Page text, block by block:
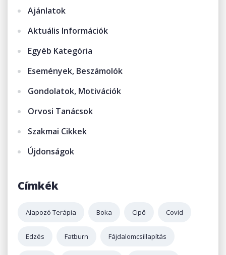
Ajánlatok
Aktuális Információk
Egyéb Kategória
Események, Beszámolók
Gondolatok, Motivációk
Orvosi Tanácsok
Szakmai Cikkek
Újdonságok
Címkék
Alapozó Terápia Boka Cipő Covid
Edzés Fatburn Fájdalomcsillapítás